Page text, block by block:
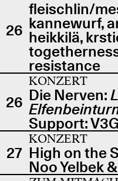
26
fleischlin/
kannewurf,
heikkilä,
resistance
26
KONZERT
Die Nerven:
Support: V3G
27
KONZERT
High on the
Noo Yelbek